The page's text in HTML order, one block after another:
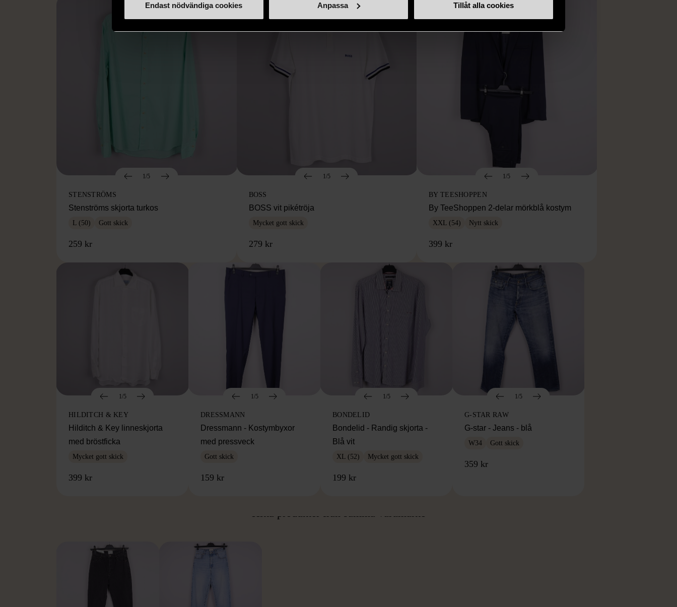
Endast nödvändiga cookies Anpassa Tillåt alla cookies
1/5
STENSTRÖMS
Stenströms skjorta turkos
L (50) Gott skick
259 kr
1/5
BOSS
BOSS vit pikétröja
Mycket gott skick
279 kr
1/5
BY TEESHOPPEN
By TeeShoppen 2-delar mörkblå kostym
XXL (54) Nytt skick
399 kr
1/5
HILDITCH & KEY
Hilditch & Key linneskjorta
med bröstficka
Mycket gott skick
399 kr
1/5
DRESSMANN
Dressmann - Kostymbyxor
med pressveck
Gott skick
159 kr
1/5
BONDELID
Bondelid - Randig skjorta -
Blå vit
XL (52) Mycket gott skick
199 kr
1/5
G-STAR RAW
G-star - Jeans - blå
W34 Gott skick
359 kr
Hitta produkter från samma varumärke